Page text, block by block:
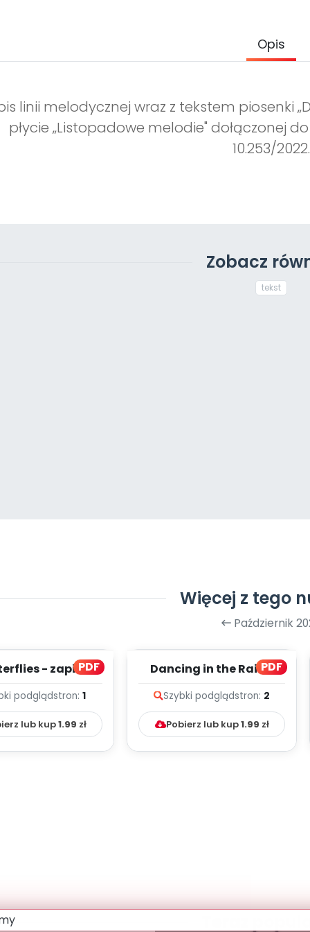
Opis
linii melodycznej wraz z tekstem piosenki
płycie „Listopadowe melodie" dołączonej do
10.253/2022.
Zobacz
tekst
Więcej z tego
Październik
PDF
- zapis
podglądstron: 1
lub kup1.99 zł
PDF
Dancing in the Rain -
Szybki podglądstron: 2
Pobierz lub kup1.99 zł
Teraz